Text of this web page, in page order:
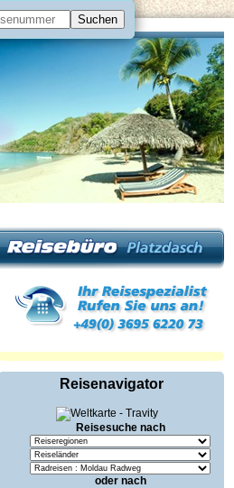
Reisenavigator
Reisesuche nach
oder nach